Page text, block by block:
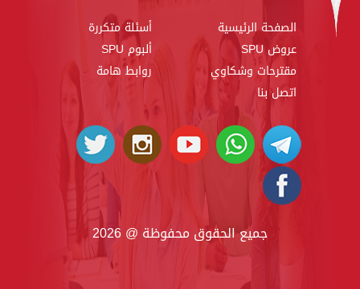
الصفحة الرئيسية
أسئلة متكررة
عروض SPU
ألبوم SPU
مقترحات وشكاوي
روابط هامة
اتصل بنا
جميع الحقوق محفوظة @ 2026